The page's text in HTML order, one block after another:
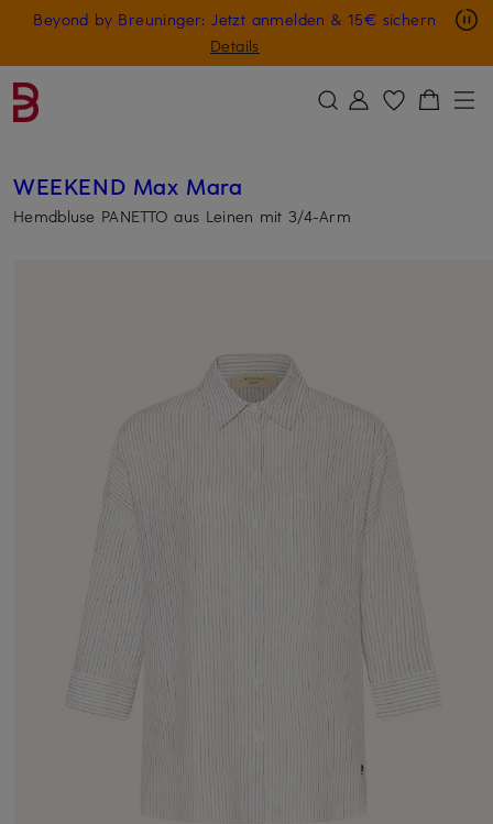
ZUM HAUPTINHALT ÜBERSPRINGEN
Beyond by Breuninger: Jetzt anmelden & 15€ sichern
Details
Nur in der App: -10 € auf digitale Geschenkkarten
GESCHENK20
WEEKEND Max Mara
Hemdbluse PANETTO aus Leinen mit 3/4-Arm